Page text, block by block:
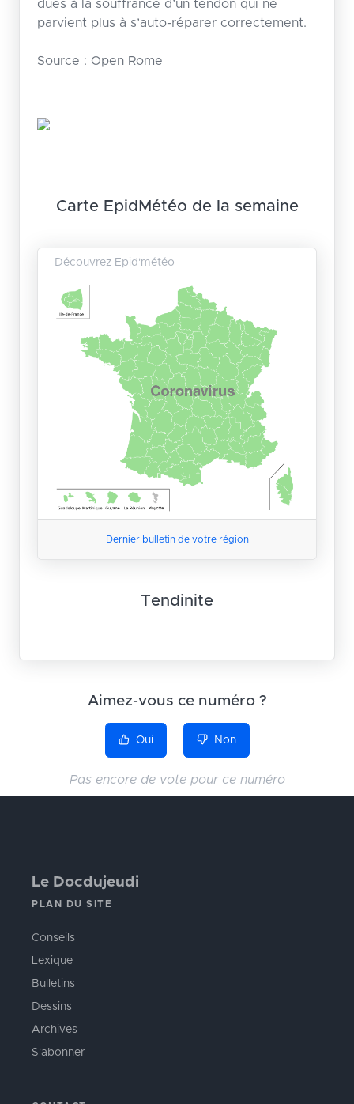
dues à la souffrance d’un tendon qui ne
parvient plus à s’auto-réparer correctement.
Source : Open Rome
Carte EpidMétéo de la semaine
Découvrez Epid'météo
Dernier bulletin de votre région
Tendinite
Aimez-vous ce numéro ?
Oui Non
Pas encore de vote pour ce numéro
Le Docdujeudi
PLAN DU SITE
Conseils
Lexique
Bulletins
Dessins
Archives
S'abonner